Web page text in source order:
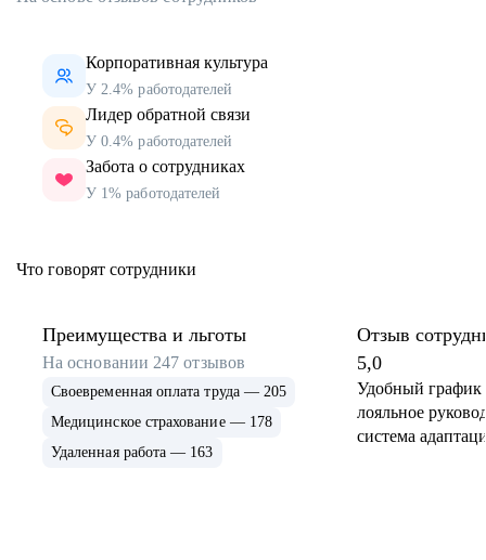
Корпоративная культура
У 2.4% работодателей
Лидер обратной связи
У 0.4% работодателей
Забота о сотрудниках
У 1% работодателей
Что говорят сотрудники
Преимущества и льготы
На основании 247 отзывов
Своевременная оплата труда — 205
Медицинское страхование — 178
Удаленная работа — 163
Отзыв
5,0
Удобный график
лояльное
система